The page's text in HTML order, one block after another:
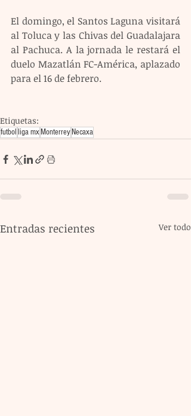
El domingo, el Santos Laguna visitará
al Toluca y las Chivas del Guadalajara
al Pachuca. A la jornada le restará el
duelo Mazatlán FC-América, aplazado
para el 16 de febrero.
Etiquetas:
futbolliga mxMonterreyNecaxa
Entradas recientes Ver todo